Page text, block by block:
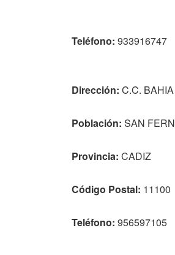
Teléfono: 933916747
Dirección: C.C.
Población: SAN
Provincia: CADIZ
Código Postal: 11100
Teléfono: 956597105